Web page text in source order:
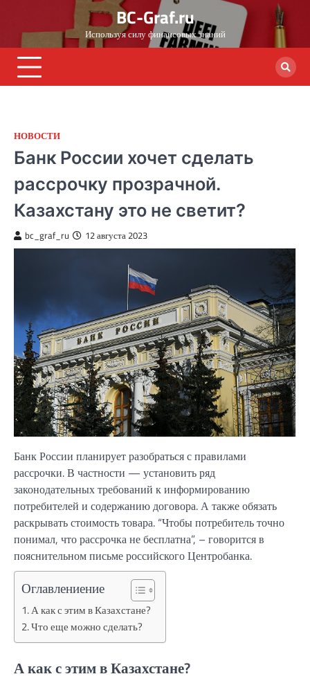
content
BC-Graf.ru
Используя силу финансовых знаний
НОВОСТИ
Банк России хочет сделать
рассрочку прозрачной.
Казахстану это не светит?
bc_graf_ru 12 августа 2023
Банк России планирует разобраться с правилами
рассрочки. В частности — установить ряд
законодательных требований к информированию
потребителей и содержанию договора. А также обязать
раскрывать стоимость товара. “Чтобы потребитель точно
понимал, что рассрочка не бесплатна”, – говорится в
пояснительном письме российского Центробанка.
Оглавлениение
А как с этим в Казахстане?
Что еще можно сделать?
А как с этим в Казахстане?